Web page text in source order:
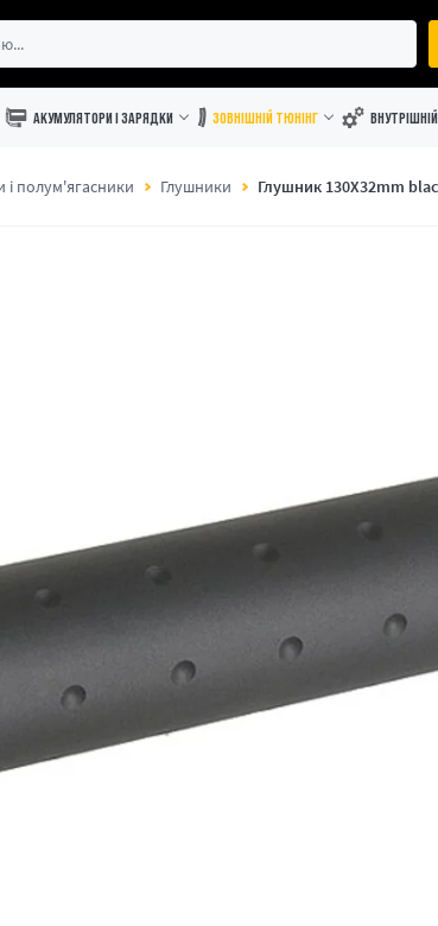
АКУМУЛЯТОРИ І ЗАРЯДКИ ЗОВНІШНІЙ ТЮНІНГ
і полум'ягасники Глушники Глушник 130X32mm